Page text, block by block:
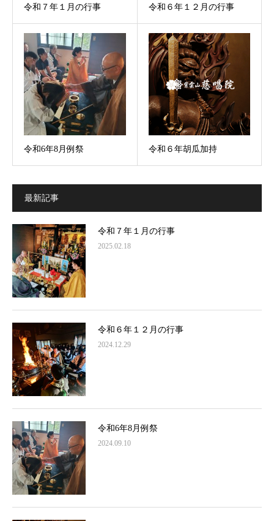
令和７年１月の行事 令和６年１２月の行事
令和6年8月例祭 令和６年胡瓜加持
最新記事
令和７年１月の行事
2025.02.18
令和６年１２月の行事
2024.12.29
令和6年8月例祭
2024.09.10